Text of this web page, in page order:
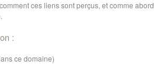
ces liens sont perçus, et comme
:
ce domaine)